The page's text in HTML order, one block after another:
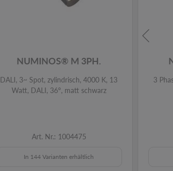
NUMINOS® M 3PH.
DALI, 3~ Spot, zylindrisch, 4000 K, 13
Watt, DALI, 36°, matt schwarz
Art. Nr.: 1004475
In 144 Varianten erhältlich
3